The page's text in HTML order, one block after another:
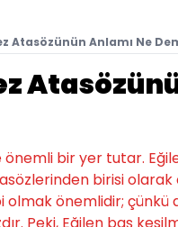
Atasözünün Anlamı Ne
bir yer tutar.
birisi olarak
olmak önemlidir; çünkü
Peki, Eğilen baş